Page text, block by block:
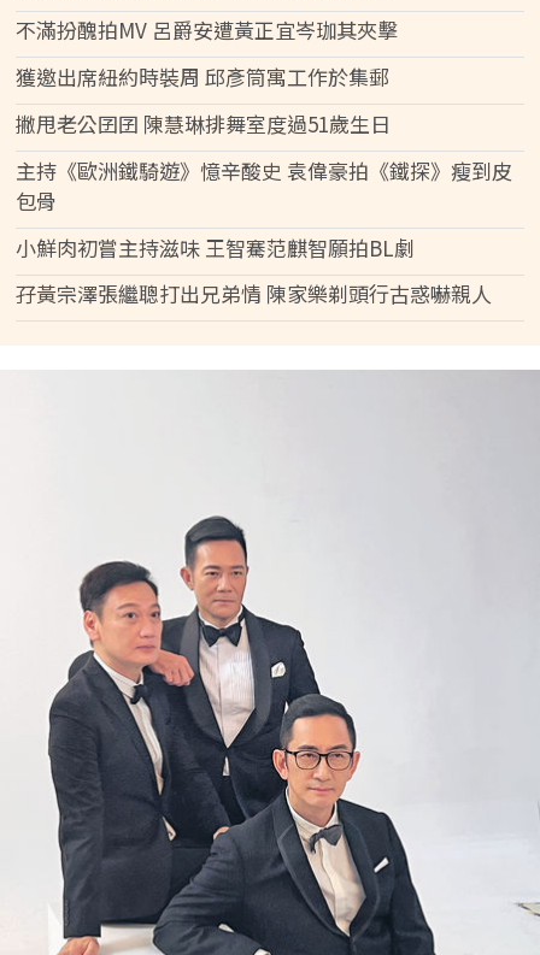
不滿扮醜拍MV 呂爵安遭黃正宜岑珈其夾擊
獲邀出席紐約時裝周 邱彥筒寓工作於集郵
撇甩老公囝囝 陳慧琳排舞室度過51歲生日
主持《歐洲鐵騎遊》憶辛酸史 袁偉豪拍《鐵探》瘦到皮
包骨
小鮮肉初嘗主持滋味 王智騫范麒智願拍BL劇
孖黃宗澤張繼聰打出兄弟情 陳家樂剃頭行古惑嚇親人